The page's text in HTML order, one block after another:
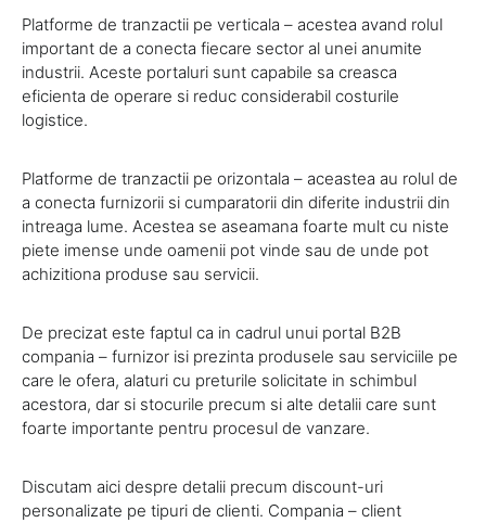
Platforme de tranzactii pe verticala – acestea avand rolul
important de a conecta fiecare sector al unei anumite
industrii. Aceste portaluri sunt capabile sa creasca
eficienta de operare si reduc considerabil costurile
logistice.
Platforme de tranzactii pe orizontala – aceastea au rolul de
a conecta furnizorii si cumparatorii din diferite industrii din
intreaga lume. Acestea se aseamana foarte mult cu niste
piete imense unde oamenii pot vinde sau de unde pot
achizitiona produse sau servicii.
De precizat este faptul ca in cadrul unui portal B2B
compania – furnizor isi prezinta produsele sau serviciile pe
care le ofera, alaturi cu preturile solicitate in schimbul
acestora, dar si stocurile precum si alte detalii care sunt
foarte importante pentru procesul de vanzare.
Discutam aici despre detalii precum discount-uri
personalizate pe tipuri de clienti. Compania – client